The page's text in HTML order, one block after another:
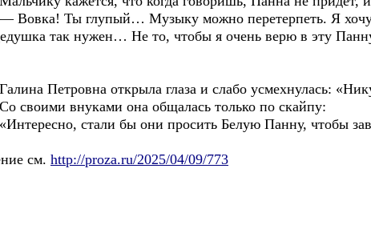
Ты глупый… Музыку можно перетерпеть. Я хочу,
так нужен… Не то, чтобы я очень верю в эту
открыла глаза и слабо усмехнулась:
внуками она общалась только по скайпу:
стали бы они просить Белую Панну, чтобы
см. http://proza.ru/2025/04/09/773